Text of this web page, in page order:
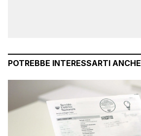
POTREBBE INTERESSARTI ANCHE